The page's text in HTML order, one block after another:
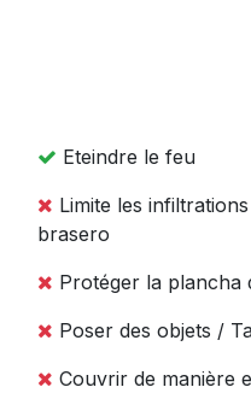
Eteindre le feu
Limite les
brasero
Protéger la plancha
Poser des objets /
Couvrir de manière